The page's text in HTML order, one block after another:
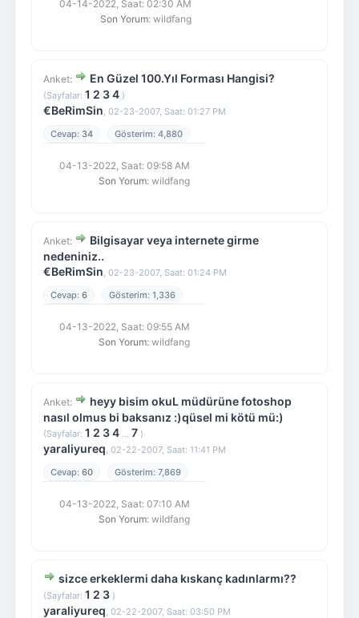
04-14-2022, Saat: 02:30 AM
Son Yorum: wildfang
Anket: En Güzel 100.Yıl Forması Hangisi?
(Sayfalar: 1 2 34)
€BeRimSin, 02-23-2007, Saat: 01:27 PM
34
4,880
04-13-2022, Saat: 09:58 AM
Son Yorum: wildfang
Anket:
Bilgisayar veya internete girme
nedeniniz..
€BeRimSin, 02-23-2007, Saat: 01:24 PM
6
1,336
04-13-2022, Saat: 09:55 AM
Son Yorum: wildfang
Anket:
heyy bisim okuL müdürüne fotoshop
nasıl olmus bi baksanız :)qüsel mi kötü mü:)
(Sayfalar: 1 2 34... 7)
yaraliyureq, 02-22-2007, Saat: 11:41 PM
60
7,869
04-13-2022, Saat: 07:10 AM
Son Yorum: wildfang
sizce erkeklermi daha kıskanç kadınlarmı??
(Sayfalar: 1 2 3)
yaraliyureq, 02-22-2007, Saat: 03:50 PM